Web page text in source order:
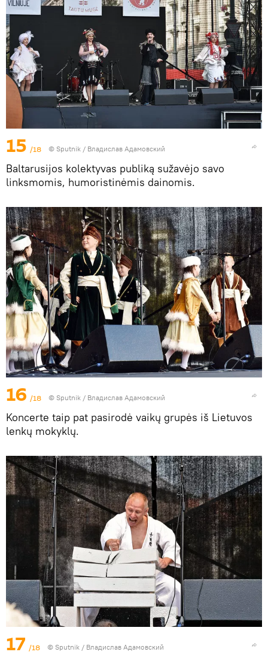
15 /18 © Sputnik / Владислав Адамовский
Baltarusijos kolektyvas publiką sužavėjo savo
linksmomis, humoristinėmis dainomis.
16 /18 © Sputnik / Владислав Адамовский
Koncerte taip pat pasirodė vaikų grupės iš Lietuvos
lenkų mokyklų.
17 /18 © Sputnik / Владислав Адамовский